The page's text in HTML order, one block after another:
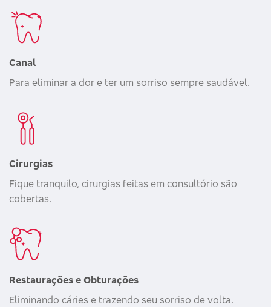
Canal
Para eliminar a dor e ter um sorriso sempre saudável.
Cirurgias
Fique tranquilo, cirurgias feitas em consultório são
cobertas.
Restaurações e Obturações
Eliminando cáries e trazendo seu sorriso de volta.